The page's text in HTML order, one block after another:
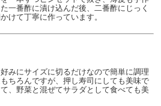
一番酢に漬け込んだ後、二番酢にじっく
けて丁寧に作っています。
みにサイズに切るだけなので簡単に調理
ちろんですが、押し寿司にしても美味で
、野菜と混ぜてサラダとして食べても美